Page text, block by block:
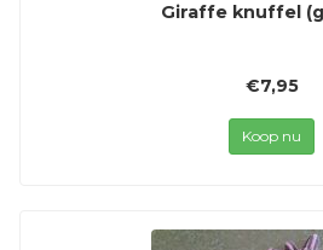
Giraffe knuffel
€7,95
Koop nu